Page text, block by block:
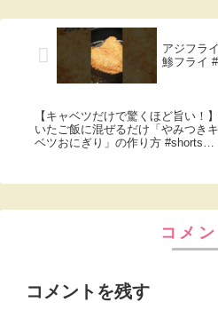
アジフラ
鯵フライ
【キャベツだけで驚くほど旨い！
いたご飯に混ぜるだけ「やみつき
ベツおにぎり」の作り方 #shorts
コメン
コメントを残す